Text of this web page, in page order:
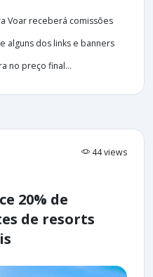
Voar receberá comissões
alguns dos links e banners
no preço final...
44 views
20% de
de resorts